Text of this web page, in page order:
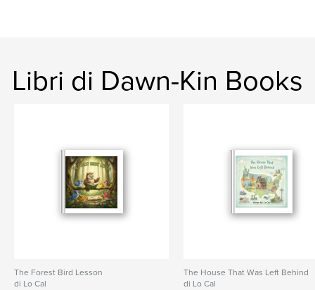
Libri di Dawn-Kin Books
The Forest Bird Lesson
di Lo Cal
The House That Was Left Behind
di Lo Cal